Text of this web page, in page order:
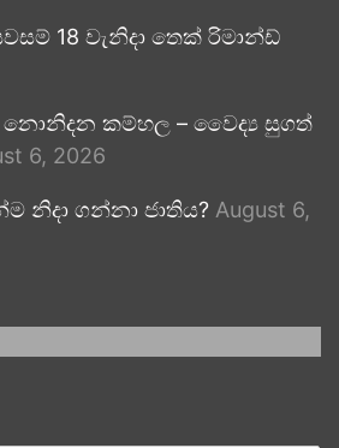
18 වැනිදා තෙක් රිමාන්ඩ්
කම්හල – වෛද්‍ය සුගත්
6, 2026
නිදා ගන්නා ජාතිය? August 6,